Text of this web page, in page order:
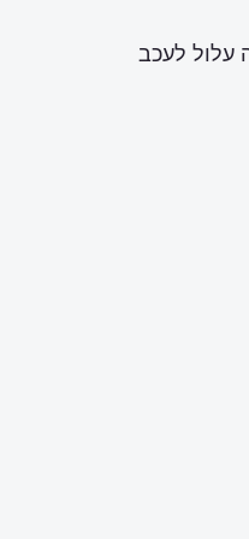
מה עלול לעכב